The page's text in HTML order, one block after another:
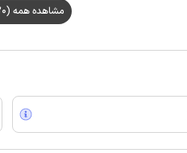
مشاهده همه (20 گزینه)